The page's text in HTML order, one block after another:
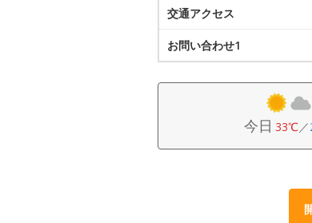
交通アクセス
お問い合わせ1
今日 33℃／